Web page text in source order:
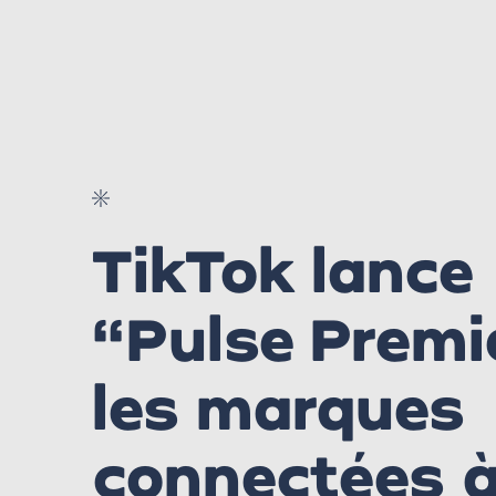
TikTok lance
“Pulse
les marques
connectées